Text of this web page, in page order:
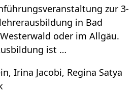
zur 3-
in Bad
oder im Allgäu.
ist …
Irina Jacobi, Regina Satya